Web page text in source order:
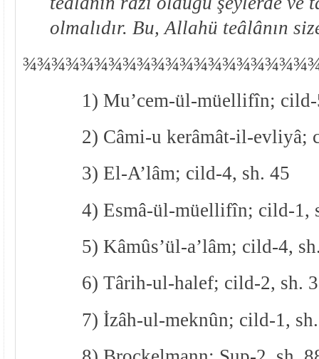
olmalıdır. Bu, Allahü teâlânın
¾¾
1) Mu’cem-ül-müellifîn; cild-
2) Câmi-u kerâmât-il-evliyâ;
3) El-A’lâm; cild-4, sh. 45
4) Esmâ-ül-müellifîn; cild-1,
5) Kâmûs’ül-a’lâm; cild-4,
6) Târih-ul-halef; cild-2, sh.
7) İzâh-ul-meknûn; cild-1,